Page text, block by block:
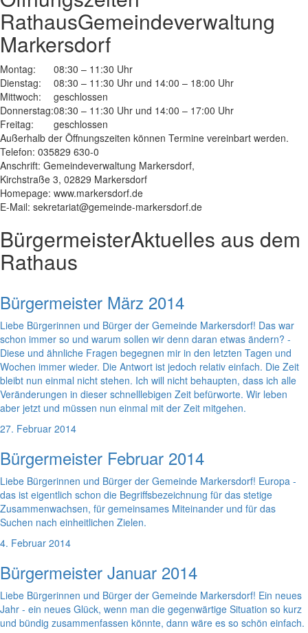
RathausGemeindeverwaltung
Markersdorf
Montag:
08:30 – 11:30 Uhr
Dienstag:
08:30 – 11:30 Uhr und 14:00 – 18:00 Uhr
Mittwoch:
geschlossen
Donnerstag:08:30 – 11:30 Uhr und 14:00 – 17:00 Uhr
Freitag:
geschlossen
Außerhalb der Öffnungszeiten können Termine vereinbart werden.
Telefon: 035829 630-0
Anschrift: Gemeindeverwaltung Markersdorf,
Kirchstraße 3, 02829 Markersdorf
Homepage: www.markersdorf.de
E-Mail: sekretariat@gemeinde-markersdorf.de
BürgermeisterAktuelles aus dem
Rathaus
Bürgermeister März 2014
Liebe Bürgerinnen und Bürger der Gemeinde Markersdorf! Das war
schon immer so und warum sollen wir denn daran etwas ändern? -
Diese und ähnliche Fragen begegnen mir in den letzten Tagen und
Wochen immer wieder. Die Antwort ist jedoch relativ einfach. Die Zeit
bleibt nun einmal nicht stehen. Ich will nicht behaupten, dass ich alle
Veränderungen in dieser schnelllebigen Zeit befürworte. Wir leben
aber jetzt und müssen nun einmal mit der Zeit mitgehen.
27. Februar 2014
Bürgermeister Februar 2014
Liebe Bürgerinnen und Bürger der Gemeinde Markersdorf! Europa -
das ist eigentlich schon die Begriffsbezeichnung für das stetige
Zusammenwachsen, für gemeinsames Miteinander und für das
Suchen nach einheitlichen Zielen.
4. Februar 2014
Bürgermeister Januar 2014
Liebe Bürgerinnen und Bürger der Gemeinde Markersdorf! Ein neues
Jahr - ein neues Glück, wenn man die gegenwärtige Situation so kurz
und bündig zusammenfassen könnte, dann wäre es so schön einfach.